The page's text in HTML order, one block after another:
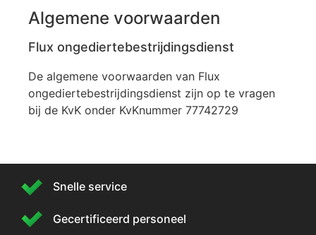
Algemene voorwaarden
Flux ongediertebestrijdingsdienst
De algemene voorwaarden van Flux
ongediertebestrijdingsdienst zijn op te vragen
bij de KvK onder KvKnummer 77742729
Snelle service
Gecertificeerd personeel